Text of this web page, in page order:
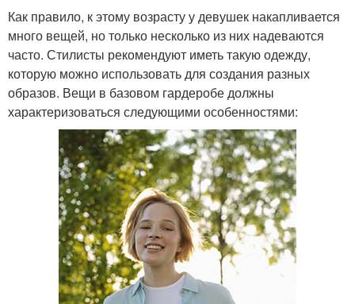
Как правило, к этому возрасту у девушек накапливается
много вещей, но только несколько из них надеваются
часто. Стилисты рекомендуют иметь такую одежду,
которую можно использовать для создания разных
образов. Вещи в базовом гардеробе должны
характеризоваться следующими особенностями: